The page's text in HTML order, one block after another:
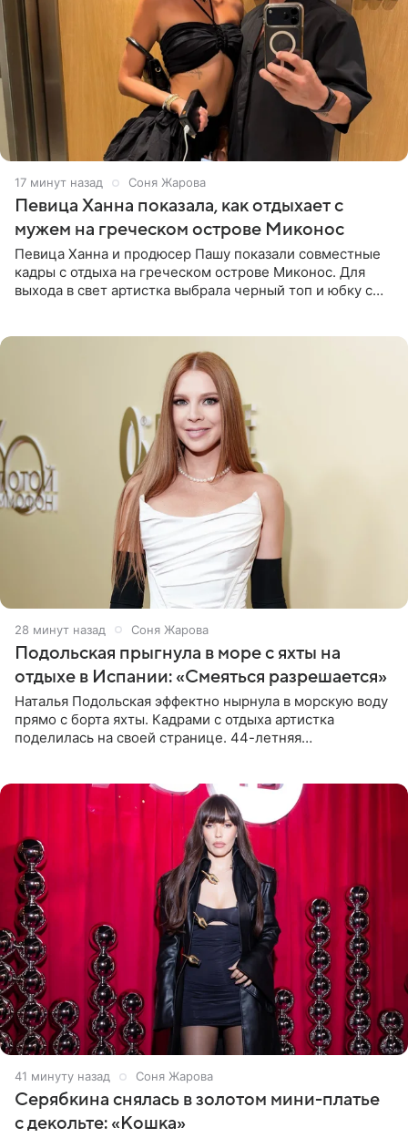
17 минут назад Соня Жарова
Певица Ханна показала, как отдыхает с
мужем на греческом острове Миконос
Певица Ханна и продюсер Пашу показали совместные
кадры с отдыха на греческом острове Миконос. Для
выхода в свет артистка выбрала черный топ и юбку с
28 минут назад Соня Жарова
Подольская прыгнула в море с яхты на
отдыхе в Испании: «Смеяться разрешается»
Наталья Подольская эффектно нырнула в морскую воду
прямо с борта яхты. Кадрами с отдыха артистка
поделилась на своей странице. 44-летняя
41 минуту назад Соня Жарова
Серябкина снялась в золотом мини-платье
с декольте: «Кошка»